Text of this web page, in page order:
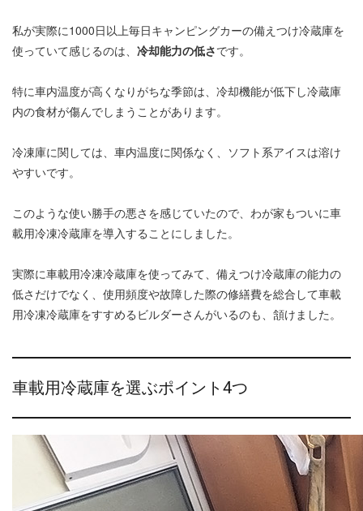
私が実際に1000日以上毎日キャンピングカーの備えつけ冷蔵庫を
使っていて感じるのは、 冷却能力の低さです。
特に車内温度が高くなりがちな季節は、冷却機能が低下し冷蔵庫
内の食材が傷んでしまうことがあります。
冷凍庫に関しては、車内温度に関係なく、ソフト系アイスは溶け
やすいです。
このような使い勝手の悪さを感じていたので、わが家もついに車
載用冷凍冷蔵庫を導入することにしました。
実際に車載用冷凍冷蔵庫を使ってみて、備えつけ冷蔵庫の能力の
低さだけでなく、使用頻度や故障した際の修繕費を総合して車載
用冷凍冷蔵庫をすすめるビルダーさんがいるのも、頷けました。
車載用冷蔵庫を選ぶポイント4つ